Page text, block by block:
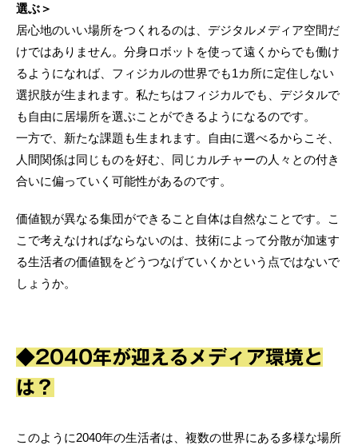
選ぶ＞
居心地のいい場所をつくれるのは、デジタルメディア空間だ
けではありません。分身ロボットを使って遠くからでも働け
るようになれば、フィジカルの世界でも1カ所に定住しない
選択肢が生まれます。私たちはフィジカルでも、デジタルで
も自由に居場所を選ぶことができるようになるのです。
一方で、新たな課題も生まれます。自由に選べるからこそ、
人間関係は同じものを好む、同じカルチャーの人々との付き
合いに偏っていく可能性があるのです。
価値観が異なる集団ができること自体は自然なことです。こ
こで考えなければならないのは、技術によって分散が加速す
る生活者の価値観をどうつなげていくかという点ではないで
しょうか。
◆2040年が迎えるメディア環境と
は？
このように2040年の生活者は、複数の世界にある多様な場所